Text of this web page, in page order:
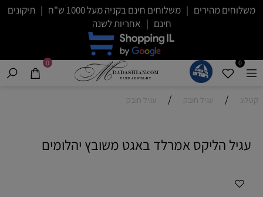
משלוחים מהירים | משלוחים חינם בקניה מעל 1000 ש"ח | תיקונים
חינם | אחריות לשנה
0
0
קטלוג / עגיל חובק / עגיל חובק
עגיל הליקס אמרלד באגט משובץ יהלומים